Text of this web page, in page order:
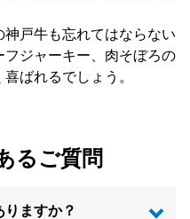
戸牛も忘れてはならない
ジャーキー、肉そぼろの
ばれるでしょう。
るご質問
ますか？